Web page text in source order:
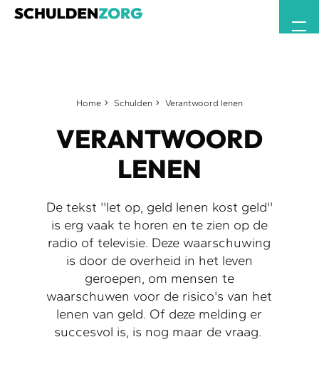
Home Schulden Verantwoord lenen
VERANTWOORD
LENEN
De tekst ''let op, geld lenen kost geld''
is erg vaak te horen en te zien op de
radio of televisie. Deze waarschuwing
is door de overheid in het leven
geroepen, om mensen te
waarschuwen voor de risico's van het
lenen van geld. Of deze melding er
succesvol is, is nog maar de vraag.